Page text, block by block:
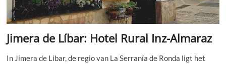
Jimera de Líbar: Hotel Rural Inz-Almaraz
In Jimera de Libar, de regio van La Serranía de Ronda ligt het